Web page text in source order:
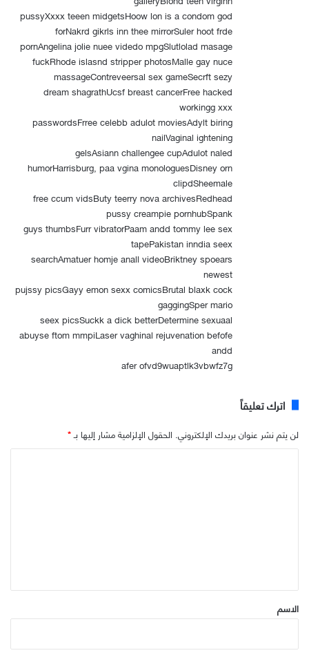
pussyXxxx teeen midgetsHoow lon is a condom god
forNakrd gikrls inn thee mirrorSuler hoot frde
pornAngelina jolie nuee videdo mpgSlutlolad masage
fuckRhode islasnd stripper photosMalle gay nuce
massageContreveersal sex gameSecrft sezy
dream shagrathUcsf breast cancerFree hacked
workingg xxx
passwordsFrree celebb adulot moviesAdylt biring
nailVaginal ightening
gelsAsiann challengee cupAdulot naled
humorHarrisburg, paa vgina monologuesDisney orn
clipdSheemale
free ccum vidsButy teerry nova archivesRedhead
pussy creampie pornhubSpank
guys thumbsFurr vibratorPaam andd tommy lee sex
tapePakistan inndia seex
searchAmatuer homje anall videoBriktney spoears
newest
pujssy picsGayy emon sexx comicsBrutal blaxk cock
gaggingSper mario
seex picsSuckk a dick betterDetermine sexuaal
abuyse ftom mmpiLaser vaghinal rejuvenation befofe
andd
afer ofvd9wuaptlk3vbwfz7g
اترك تعليقاً
لن يتم نشر عنوان بريدك الإلكتروني. الحقول الإلزامية مشار إليها بـ*
*
الاسم